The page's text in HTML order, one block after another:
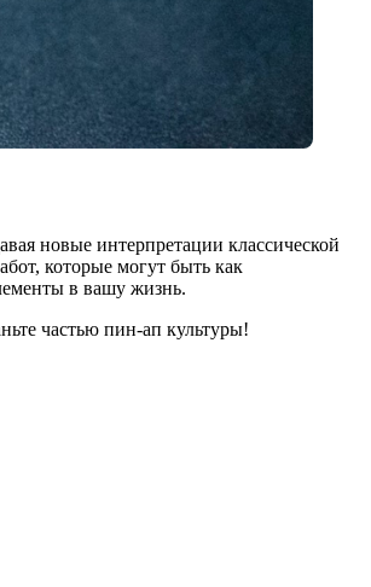
новые интерпретации классической
которые могут быть как
в вашу жизнь.
частью пин-ап культуры!